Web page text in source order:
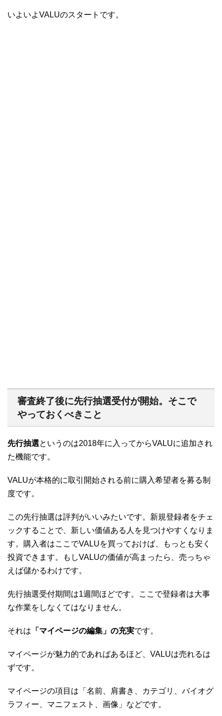
いよいよVALUのスタートです。
審査終了後に先行抽選受付が開始。そこで
やっておくべきこと
先行抽選というのは2018年に入ってからVALUに追加され
た機能です。
VALUが本格的に取引開始される前に購入希望者を募る制
度です。
この先行抽選は評判がいいみたいです。新規登録者をチェ
ックすることで、新しい価値ある人を見つけやすくなりま
す。購入者はここでVALUを買っておけば、もっとも安く
投資できます。もしVALUの価値が高まったら、売っちゃ
えば儲かるわけです。
先行抽選受付期間は1週間ほどです。ここで登録者は大事
な作業をしなくてはなりません。
それは 「マイページの編集」の充実です。
マイページが魅力的であればあるほど、VALUは売れるは
ずです。
マイページの項目は「名前、肩書き、カテゴリ、バイオグ
ラフィー、マニフェスト、画像」などです。